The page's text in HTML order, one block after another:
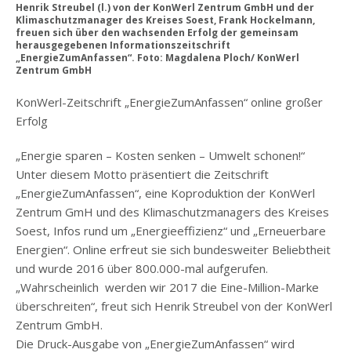
Henrik Streubel (l.) von der KonWerl Zentrum GmbH und der
Klimaschutzmanager des Kreises Soest, Frank Hockelmann,
freuen sich über den wachsenden Erfolg der gemeinsam
herausgegebenen Informationszeitschrift
„EnergieZumAnfassen“. Foto: Magdalena Ploch/ KonWerl
Zentrum GmbH
KonWerl-Zeitschrift „EnergieZumAnfassen“ online großer
Erfolg
„Energie sparen – Kosten senken – Umwelt schonen!“
Unter diesem Motto präsentiert die Zeitschrift
„EnergieZumAnfassen“, eine Koproduktion der KonWerl
Zentrum GmH und des Klimaschutzmanagers des Kreises
Soest, Infos rund um „Energieeffizienz“ und „Erneuerbare
Energien“. Online erfreut sie sich bundesweiter Beliebtheit
und wurde 2016 über 800.000-mal aufgerufen.
„Wahrscheinlich werden wir 2017 die Eine-Million-Marke
überschreiten“, freut sich Henrik Streubel von der KonWerl
Zentrum GmbH.
Die Druck-Ausgabe von „EnergieZumAnfassen“ wird